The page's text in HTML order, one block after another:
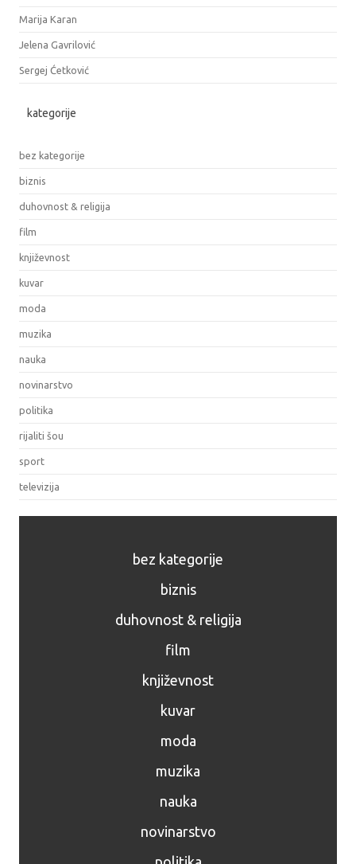
Marija Karan
Jelena Gavrilović
Sergej Ćetković
kategorije
bez kategorije
biznis
duhovnost & religija
film
književnost
kuvar
moda
muzika
nauka
novinarstvo
politika
rijaliti šou
sport
televizija
bez kategorije
biznis
duhovnost & religija
film
književnost
kuvar
moda
muzika
nauka
novinarstvo